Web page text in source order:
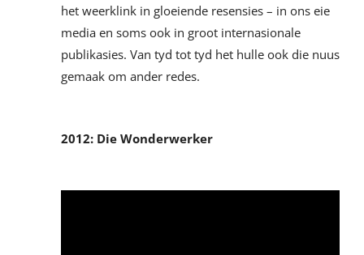
het weerklink in gloeiende resensies – in ons eie
media en soms ook in groot internasionale
publikasies. Van tyd tot tyd het hulle ook die nuus
gemaak om ander redes.
2012: Die Wonderwerker